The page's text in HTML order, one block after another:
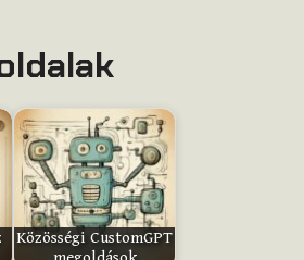
Közösségi CustomGPT